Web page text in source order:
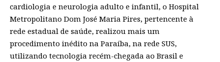
cardiologia e neurologia adulto e infantil, o Hospital
Metropolitano Dom José Maria Pires, pertencente à
rede estadual de saúde, realizou mais um
procedimento inédito na Paraíba, na rede SUS,
utilizando tecnologia recém-chegada ao Brasil e